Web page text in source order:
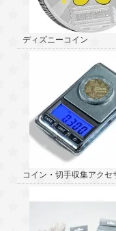
ディズニーコイン
コイン・切手収集アクセ